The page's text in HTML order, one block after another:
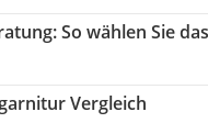
: So wählen Sie
Vergleich